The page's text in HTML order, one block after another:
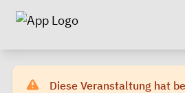
Diese Veranstaltung hat